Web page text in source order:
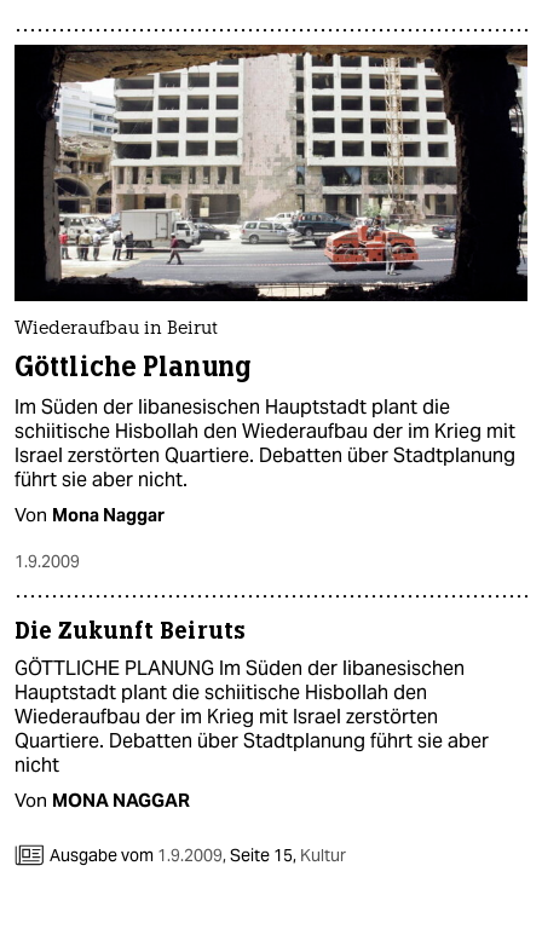
Wiederaufbau in Beirut
Göttliche Planung
Im Süden der libanesischen Hauptstadt plant die
schiitische Hisbollah den Wiederaufbau der im Krieg mit
Israel zerstörten Quartiere. Debatten über Stadtplanung
führt sie aber nicht.
Von Mona Naggar
1.9.2009
Die Zukunft Beiruts
GÖTTLICHE PLANUNG Im Süden der libanesischen
Hauptstadt plant die schiitische Hisbollah den
Wiederaufbau der im Krieg mit Israel zerstörten
Quartiere. Debatten über Stadtplanung führt sie aber
nicht
Von MONA NAGGAR
Ausgabe vom 1.9.2009,Seite 15, Kultur